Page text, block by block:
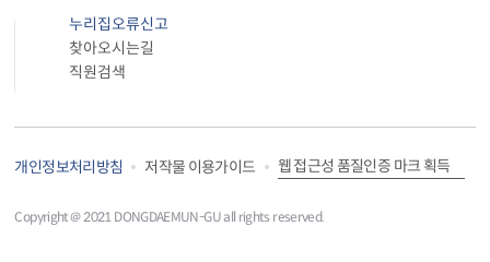
누리집오류신고
찾아오시는길
직원검색
개인정보처리방침 저작물 이용가이드 웹 접근성 품질인증 마크 획득
Copyright＠ 2021 DONGDAEMUN-GU all rights reserved.